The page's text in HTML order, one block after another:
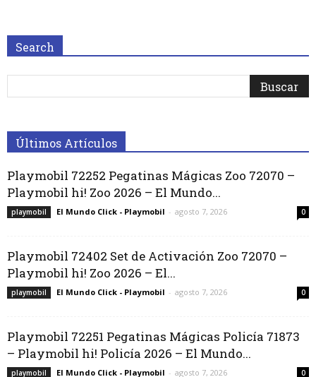
Search
Últimos Artículos
Playmobil 72252 Pegatinas Mágicas Zoo 72070 –
Playmobil hi! Zoo 2026 – El Mundo...
playmobil El Mundo Click - Playmobil - agosto 7, 2026 0
Playmobil 72402 Set de Activación Zoo 72070 –
Playmobil hi! Zoo 2026 – El...
playmobil El Mundo Click - Playmobil - agosto 7, 2026 0
Playmobil 72251 Pegatinas Mágicas Policía 71873
– Playmobil hi! Policía 2026 – El Mundo...
playmobil El Mundo Click - Playmobil - agosto 7, 2026 0